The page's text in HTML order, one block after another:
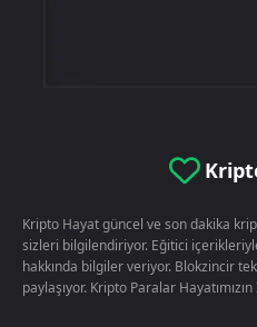
Kripto Hayat güncel ve son dakika
sizleri bilgilendiriyor. Eğitici
hakkında bilgiler veriyor. Blokzincir
paylaşıyor. Kripto Paralar